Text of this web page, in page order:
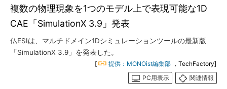
複数の物理現象を1つのモデル上で表現可能な1D
CAE「SimulationX 3.9」発表
仏ESIは、マルチドメイン1Dシミュレーションツールの最新版
「SimulationX 3.9」を発表した。
[ 提供：MONOist編集部 ，TechFactory]
PC用表示
関連情報